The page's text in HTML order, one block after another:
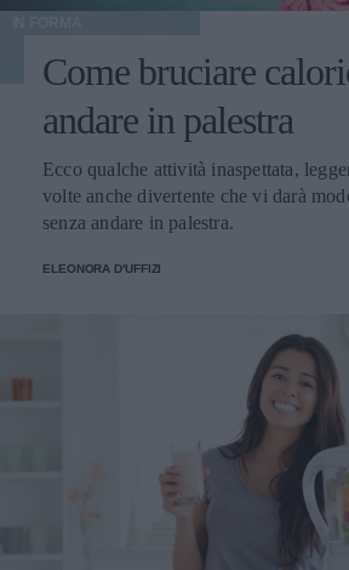
Come bruciare
andare in palestra
Ecco qualche attività inaspettata,
volte anche divertente che vi darà
senza andare in palestra.
ELEONORA D'UFFIZI